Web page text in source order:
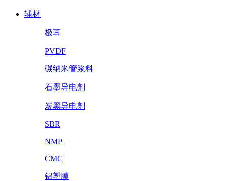
辅材
极耳
PVDF
碳纳米管浆料
石墨导电剂
炭黑导电剂
SBR
NMP
CMC
铝塑膜